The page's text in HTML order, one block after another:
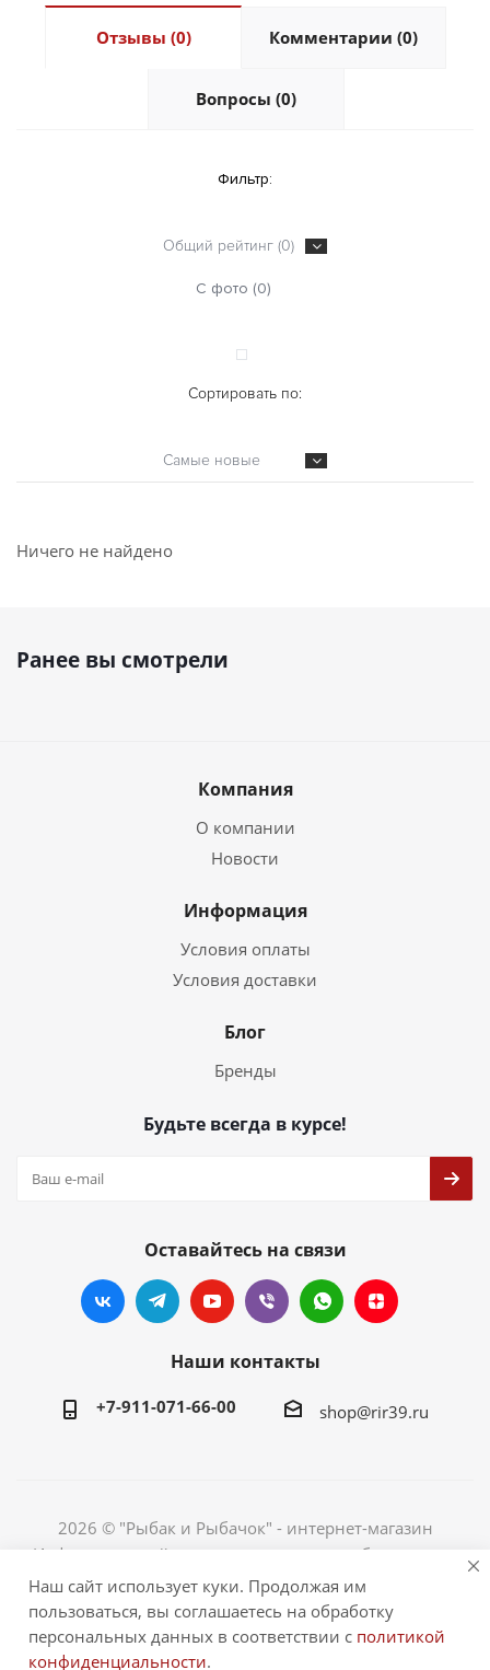
Отзывы (0) Комментарии (0)
Вопросы (0)
Фильтр:
Общий рейтинг (0)
С фото (0)
Сортировать по:
Самые новые
Ничего не найдено
Ранее вы смотрели
Компания
О компании
Новости
Информация
Условия оплаты
Условия доставки
Блог
Бренды
Будьте всегда в курсе!
Оставайтесь на связи
Наши контакты
+7-911-071-66-00 shop@rir39.ru
2026 © "Рыбак и Рыбачок" - интернет-магазин
Информация сайта защищена законом об авторских
правах. Индивидуальный предприниматель Рогов
Сергей Юрьевич. ИНН 390600967290. ОГРНИП
324390000064229.
Наш сайт использует куки. Продолжая им
пользоваться, вы соглашаетесь на обработку
персональных данных в соответствии с политикой
конфиденциальности.